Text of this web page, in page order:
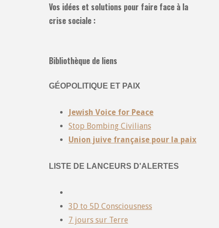
Vos idées et solutions pour faire face à la
crise sociale :
Bibliothèque de liens
GÉOPOLITIQUE ET PAIX
Jewish Voice for Peace
Stop Bombing Civilians
Union juive française pour la paix
LISTE DE LANCEURS D'ALERTES
3D to 5D Consciousness
7 jours sur Terre